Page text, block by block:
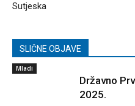
Sutjeska
SLIČNE OBJAVE
Mladi
Državno
2025.